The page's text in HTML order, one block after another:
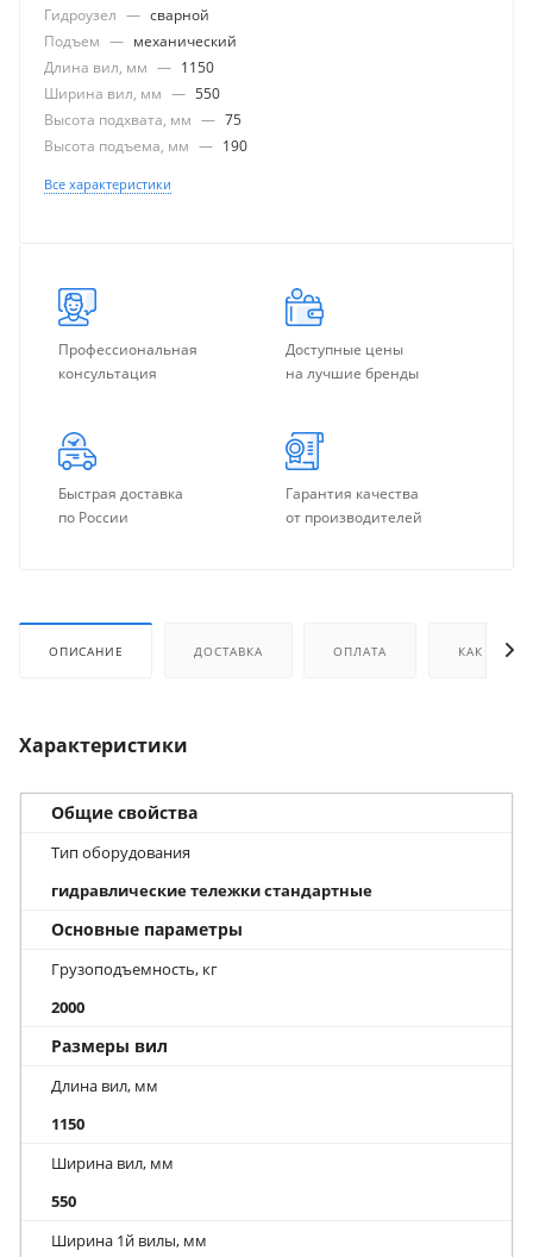
Гидроузел — сварной
Подъем — механический
Длина вил, мм — 1150
Ширина вил, мм — 550
Высота подхвата, мм — 75
Высота подъема, мм — 190
Все характеристики
Профессиональная
консультация
Доступные цены
на лучшие бренды
Быстрая доставка
по России
Гарантия качества
от производителей
ОПИСАНИЕ ДОСТАВКА ОПЛАТА КАК
Характеристики
Общие свойства
Тип оборудования
гидравлические тележки стандартные
Основные параметры
Грузоподъемность, кг
2000
Размеры вил
Длина вил, мм
1150
Ширина вил, мм
550
Ширина 1й вилы, мм